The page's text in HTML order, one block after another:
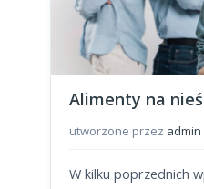
Alimenty na
utworzone przez admin
W kilku poprzednich